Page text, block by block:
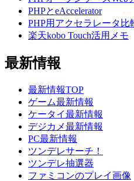
PHPとeAccelerator
PHP用アクセラレータ比
楽天kobo Touch活用メモ
最新情報
最新情報TOP
ゲーム最新情報
ケータイ最新情報
デジカメ最新情報
PC最新情報
ツンデレサーチ！
ツンデレ抽選器
ファミコンのプレイ画像